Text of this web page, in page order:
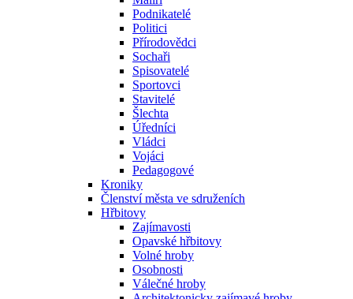
Podnikatelé
Politici
Přírodovědci
Sochaři
Spisovatelé
Sportovci
Stavitelé
Šlechta
Úředníci
Vládci
Vojáci
Pedagogové
Kroniky
Členství města ve sdruženích
Hřbitovy
Zajímavosti
Opavské hřbitovy
Volné hroby
Osobnosti
Válečné hroby